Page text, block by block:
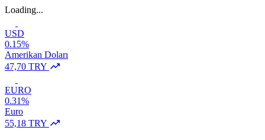
Loading...
USD
0.15%
Amerikan Doları
47,70 TRY
EURO
0.31%
Euro
55,18 TRY